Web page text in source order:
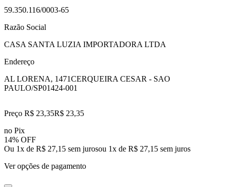
59.350.116/0003-65
Razão Social
CASA SANTA LUZIA IMPORTADORA LTDA
Endereço
AL LORENA, 1471CERQUEIRA CESAR - SAO
PAULO/SP01424-001
Preço R$ 23,35R$ 23,35
no Pix
14% OFF
Ou 1x de R$ 27,15 sem jurosou 1x de R$ 27,15 sem juros
Ver opções de pagamento